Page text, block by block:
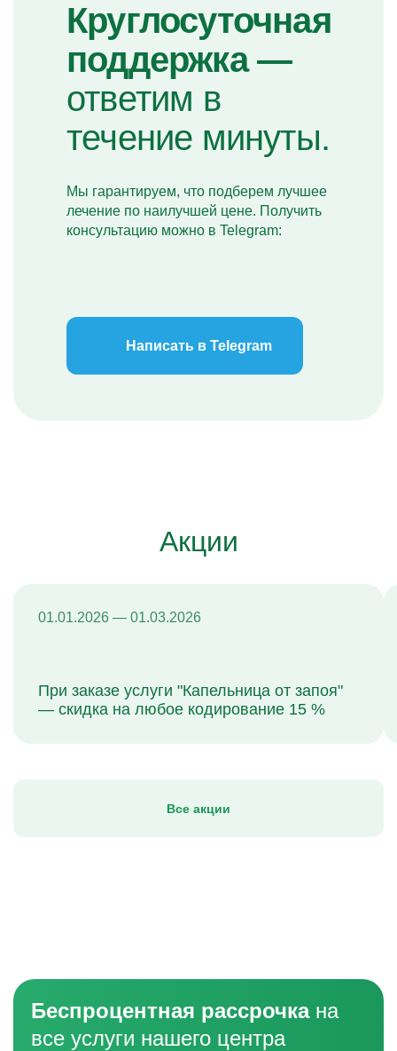
Круглосуточная
поддержка —
ответим в
течение минуты.
Мы гарантируем, что подберем лучшее
лечение по наилучшей цене. Получить
консультацию можно в Telegram:
Написать в Telegram
Акции
01.01.2026 — 01.03.2026
При заказе услуги "Капельница от запоя"
— скидка на любое кодирование 15 %
Все акции
Беспроцентная рассрочкана
все услуги нашего центра